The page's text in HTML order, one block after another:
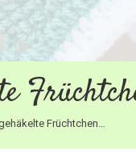
Früchtchen…